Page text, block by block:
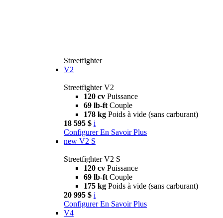
Streetfighter
V2
Streetfighter V2
120 cv Puissance
69 lb-ft Couple
178 kg Poids à vide (sans carburant)
18 595 $ i
Configurer En Savoir Plus
new V2 S
Streetfighter V2 S
120 cv Puissance
69 lb-ft Couple
175 kg Poids à vide (sans carburant)
20 995 $ i
Configurer En Savoir Plus
V4